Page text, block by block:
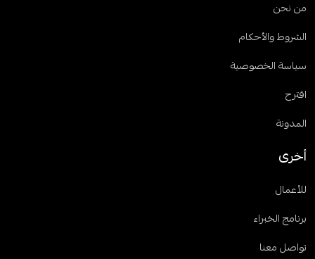
من نحن
الشروط والأحكام
سياسة الخصوصية
اقترح
المدونة
أخرى
للأعمال
برنامج الخبراء
تواصل معنا